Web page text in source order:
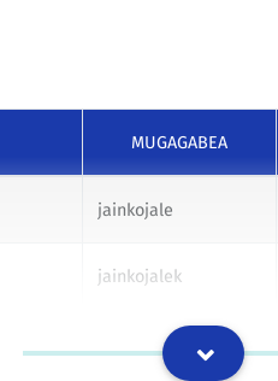
MUGAGABEA
jainkojale
jainkojalek
jainkojaleri